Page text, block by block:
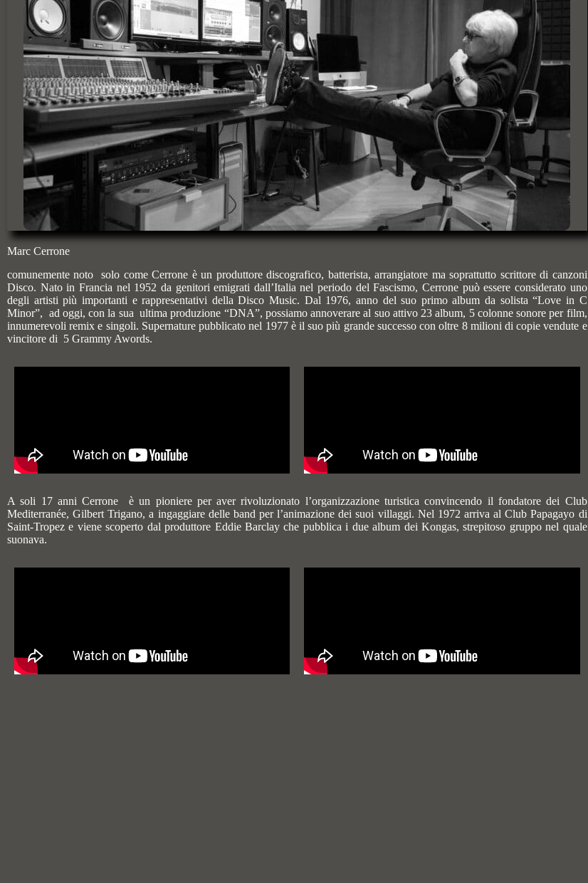
Marc Cerrone
comunemente noto solo come Cerrone è un produttore discografico, batterista, arrangiatore ma soprattutto scrittore di canzoni
Disco. Nato in Francia nel 1952 da genitori emigrati dall’Italia nel periodo del Fascismo, Cerrone può essere considerato uno
degli artisti più importanti e rappresentativi della Disco Music. Dal 1976, anno del suo primo album da solista “Love in C
Minor”, ad oggi, con la sua ultima produzione “DNA”, possiamo annoverare al suo attivo 23 album, 5 colonne sonore per film,
innumerevoli remix e singoli. Supernature pubblicato nel 1977 è il suo più grande successo con oltre 8 milioni di copie vendute e
vincitore di 5 Grammy Awords.
A soli 17 anni Cerrone è un pioniere per aver rivoluzionato l’organizzazione turistica convincendo il fondatore dei Club
Mediterranée, Gilbert Trigano, a ingaggiare delle band per l’animazione dei suoi villaggi. Nel 1972 arriva al Club Papagayo di
Saint-Tropez e viene scoperto dal produttore Eddie Barclay che pubblica i due album dei Kongas, strepitoso gruppo nel quale
suonava.